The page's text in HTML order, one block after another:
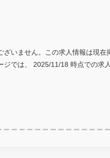
ざいません。この求人情報は現在
ジでは、 2025/11/18 時点での求